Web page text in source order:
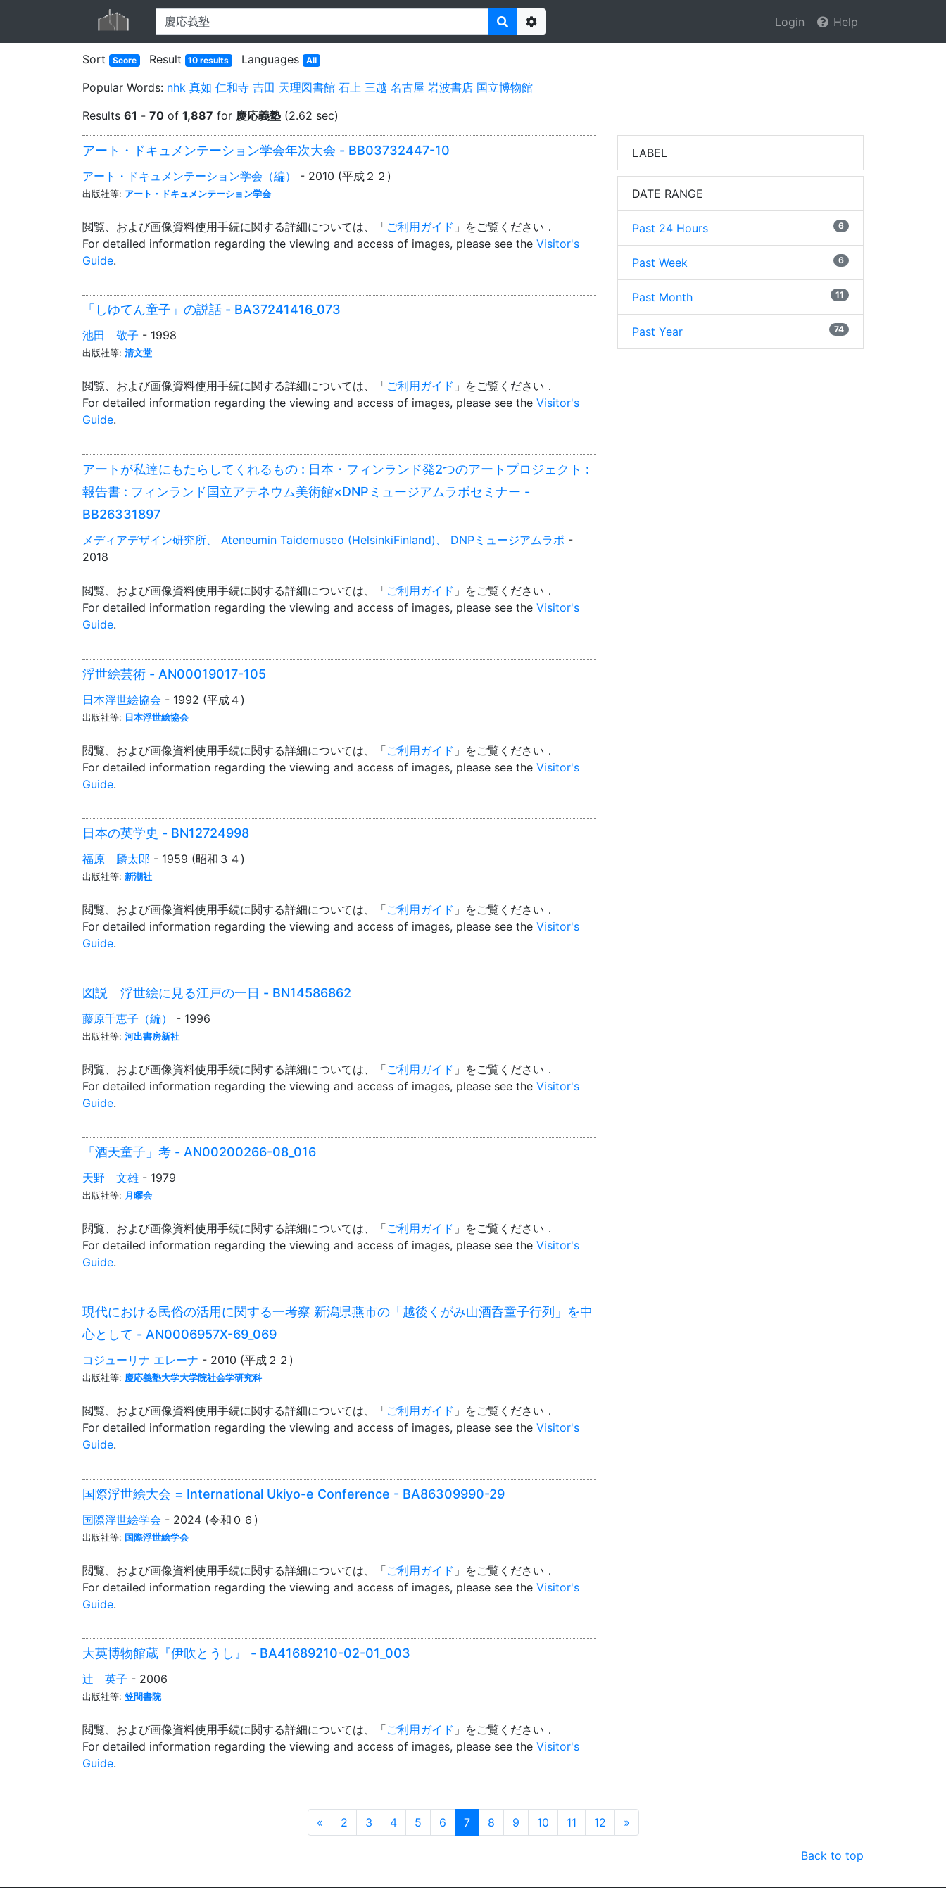
Options
Login Help
Sort Score Result 10 results Languages All
Popular Words: nhk 真如 仁和寺 吉田 天理図書館 石上 三越 名古屋 岩波書店 国立博物館
Results 61 - 70 of 1,887 for 慶応義塾 (2.62 sec)
アート・ドキュメンテーション学会年次大会 - BB03732447-10
アート・ドキュメンテーション学会（編） - 2010 (平成２２)
出版社等: アート・ドキュメンテーション学会
閲覧、および画像資料使用手続に関する詳細については、「ご利用ガイド 」をご覧ください．
For detailed information regarding the viewing and access of images, please see the Visitor's
Guide.
「しゆてん童子」の説話 - BA37241416_073
池田 敬子 - 1998
出版社等: 清文堂
閲覧、および画像資料使用手続に関する詳細については、「ご利用ガイド 」をご覧ください．
For detailed information regarding the viewing and access of images, please see the Visitor's
Guide.
アートが私達にもたらしてくれるもの : 日本・フィンランド発2つのアートプロジェクト :
報告書 : フィンランド国立アテネウム美術館×DNPミュージアムラボセミナー -
BB26331897
メディアデザイン研究所、 Ateneumin Taidemuseo (HelsinkiFinland)、 DNPミュージアムラボ -
2018
閲覧、および画像資料使用手続に関する詳細については、「ご利用ガイド 」をご覧ください．
For detailed information regarding the viewing and access of images, please see the Visitor's
Guide.
浮世絵芸術 - AN00019017-105
日本浮世絵協会 - 1992 (平成４)
出版社等: 日本浮世絵協会
閲覧、および画像資料使用手続に関する詳細については、「ご利用ガイド 」をご覧ください．
For detailed information regarding the viewing and access of images, please see the Visitor's
Guide.
日本の英学史 - BN12724998
福原 麟太郎 - 1959 (昭和３４)
出版社等: 新潮社
閲覧、および画像資料使用手続に関する詳細については、「ご利用ガイド 」をご覧ください．
For detailed information regarding the viewing and access of images, please see the Visitor's
Guide.
図説 浮世絵に見る江戸の一日 - BN14586862
藤原千恵子（編） - 1996
出版社等: 河出書房新社
閲覧、および画像資料使用手続に関する詳細については、「ご利用ガイド 」をご覧ください．
For detailed information regarding the viewing and access of images, please see the Visitor's
Guide.
「酒天童子」考 - AN00200266-08_016
天野 文雄 - 1979
出版社等: 月曜会
閲覧、および画像資料使用手続に関する詳細については、「ご利用ガイド 」をご覧ください．
For detailed information regarding the viewing and access of images, please see the Visitor's
Guide.
現代における民俗の活用に関する一考察 新潟県燕市の「越後くがみ山酒呑童子行列」を中
心として - AN0006957X-69_069
コジューリナ エレーナ - 2010 (平成２２)
出版社等: 慶応義塾大学大学院社会学研究科
閲覧、および画像資料使用手続に関する詳細については、「ご利用ガイド 」をご覧ください．
For detailed information regarding the viewing and access of images, please see the Visitor's
Guide.
国際浮世絵大会 = International Ukiyo-e Conference - BA86309990-29
国際浮世絵学会 - 2024 (令和０６)
出版社等: 国際浮世絵学会
閲覧、および画像資料使用手続に関する詳細については、「ご利用ガイド 」をご覧ください．
For detailed information regarding the viewing and access of images, please see the Visitor's
Guide.
大英博物館蔵『伊吹とうし』 - BA41689210-02-01_003
辻 英子 - 2006
出版社等: 笠間書院
閲覧、および画像資料使用手続に関する詳細については、「ご利用ガイド 」をご覧ください．
For detailed information regarding the viewing and access of images, please see the Visitor's
Guide.
LABEL
DATE RANGE
Past 24 Hours 6
Past Week 6
Past Month 11
Past Year 74
« Prev
2 3 4 5 6 7 8 9 10 11 12 Next
»
Back to top